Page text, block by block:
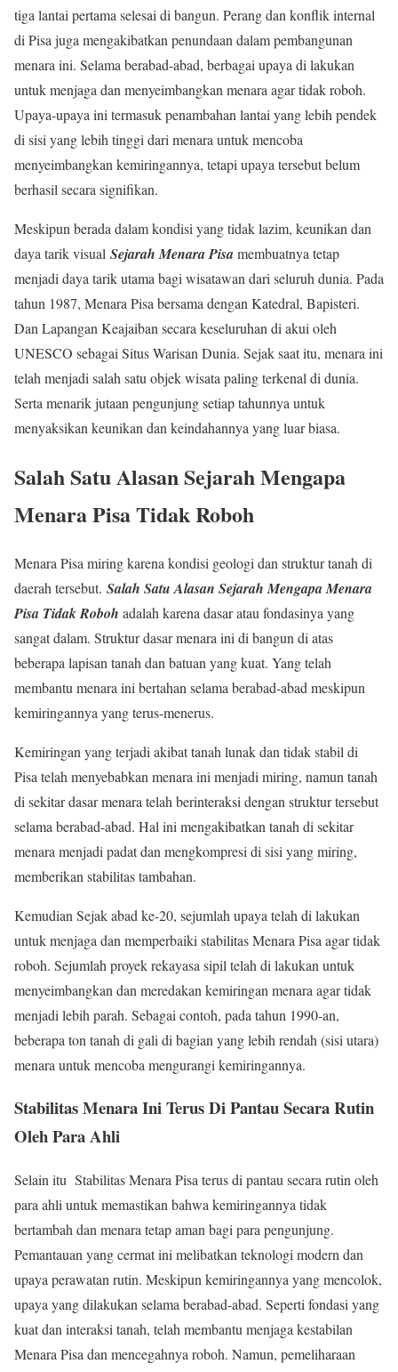
tiga lantai pertama selesai di bangun. Perang dan konflik internal
di Pisa juga mengakibatkan penundaan dalam pembangunan
menara ini. Selama berabad-abad, berbagai upaya di lakukan
untuk menjaga dan menyeimbangkan menara agar tidak roboh.
Upaya-upaya ini termasuk penambahan lantai yang lebih pendek
di sisi yang lebih tinggi dari menara untuk mencoba
menyeimbangkan kemiringannya, tetapi upaya tersebut belum
berhasil secara signifikan.
Meskipun berada dalam kondisi yang tidak lazim, keunikan dan
daya tarik visual Sejarah Menara Pisamembuatnya tetap
menjadi daya tarik utama bagi wisatawan dari seluruh dunia. Pada
tahun 1987, Menara Pisa bersama dengan Katedral, Bapisteri.
Dan Lapangan Keajaiban secara keseluruhan di akui oleh
UNESCO sebagai Situs Warisan Dunia. Sejak saat itu, menara ini
telah menjadi salah satu objek wisata paling terkenal di dunia.
Serta menarik jutaan pengunjung setiap tahunnya untuk
menyaksikan keunikan dan keindahannya yang luar biasa.
Salah Satu Alasan Sejarah Mengapa
Menara Pisa Tidak Roboh
Menara Pisa miring karena kondisi geologi dan struktur tanah di
daerah tersebut. Salah Satu Alasan Sejarah Mengapa Menara
Pisa Tidak Roboh adalah karena dasar atau fondasinya yang
sangat dalam. Struktur dasar menara ini di bangun di atas
beberapa lapisan tanah dan batuan yang kuat. Yang telah
membantu menara ini bertahan selama berabad-abad meskipun
kemiringannya yang terus-menerus.
Kemiringan yang terjadi akibat tanah lunak dan tidak stabil di
Pisa telah menyebabkan menara ini menjadi miring, namun tanah
di sekitar dasar menara telah berinteraksi dengan struktur tersebut
selama berabad-abad. Hal ini mengakibatkan tanah di sekitar
menara menjadi padat dan mengkompresi di sisi yang miring,
memberikan stabilitas tambahan.
Kemudian Sejak abad ke-20, sejumlah upaya telah di lakukan
untuk menjaga dan memperbaiki stabilitas Menara Pisa agar tidak
roboh. Sejumlah proyek rekayasa sipil telah di lakukan untuk
menyeimbangkan dan meredakan kemiringan menara agar tidak
menjadi lebih parah. Sebagai contoh, pada tahun 1990-an,
beberapa ton tanah di gali di bagian yang lebih rendah (sisi utara)
menara untuk mencoba mengurangi kemiringannya.
Stabilitas Menara Ini Terus Di Pantau Secara Rutin
Oleh Para Ahli
Selain itu Stabilitas Menara Pisa terus di pantau secara rutin oleh
para ahli untuk memastikan bahwa kemiringannya tidak
bertambah dan menara tetap aman bagi para pengunjung.
Pemantauan yang cermat ini melibatkan teknologi modern dan
upaya perawatan rutin. Meskipun kemiringannya yang mencolok,
upaya yang dilakukan selama berabad-abad. Seperti fondasi yang
kuat dan interaksi tanah, telah membantu menjaga kestabilan
Menara Pisa dan mencegahnya roboh. Namun, pemeliharaan